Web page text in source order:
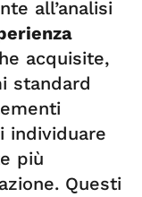
all’analisi
acquisite,
standard
individuare
più
Questi